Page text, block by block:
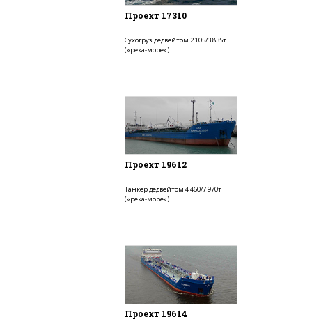
Проект 17310
Сухогруз дедвейтом 2 105/3 835т
(«река-море»)
Проект 19612
Танкер дедвейтом 4 460/7 970т
(«река-море»)
Проект 19614